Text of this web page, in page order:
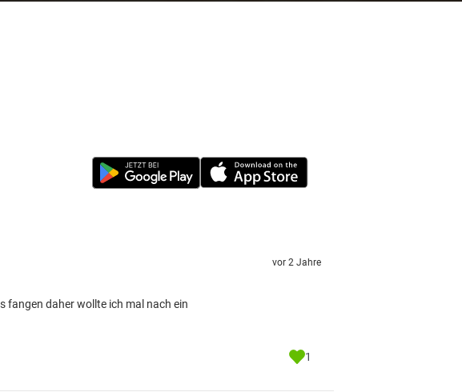
fangen daher wollte ich mal nach ein
vor 2 Jahre
1